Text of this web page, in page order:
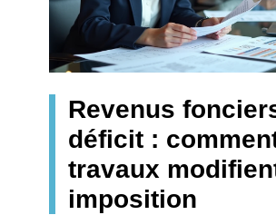
Revenus
déficit :
travaux
imposition